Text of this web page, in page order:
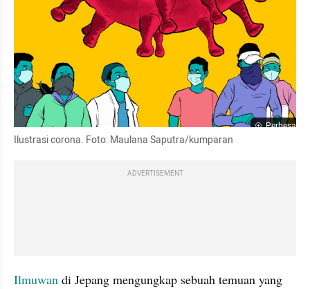
Perbesar
Ilustrasi corona. Foto: Maulana Saputra/kumparan
ADVERTISEMENT
Ilmuwan di Jepang mengungkap sebuah temuan yang